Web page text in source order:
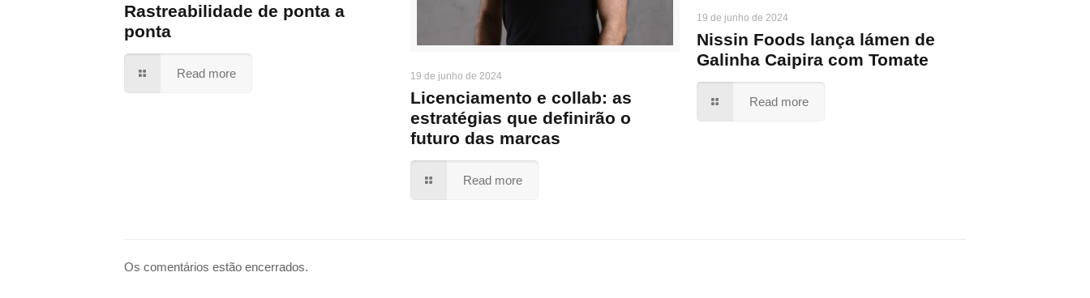
Rastreabilidade de ponta a
ponta
Read more 19 de junho de 2024
Licenciamento e collab: as
estratégias que definirão o
futuro das marcas
Read more
19 de junho de 2024
Nissin Foods lança lámen de
Galinha Caipira com Tomate
Read more
Os comentários estão encerrados.